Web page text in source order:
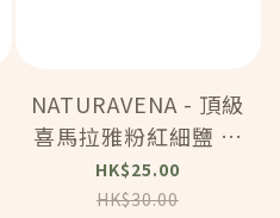
NATURAVENA - 頂級
喜馬拉雅粉紅細鹽 加
碘配方 (500g)
(12617)
HK$25.00
HK$30.00